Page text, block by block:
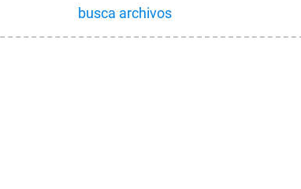
busca archivos